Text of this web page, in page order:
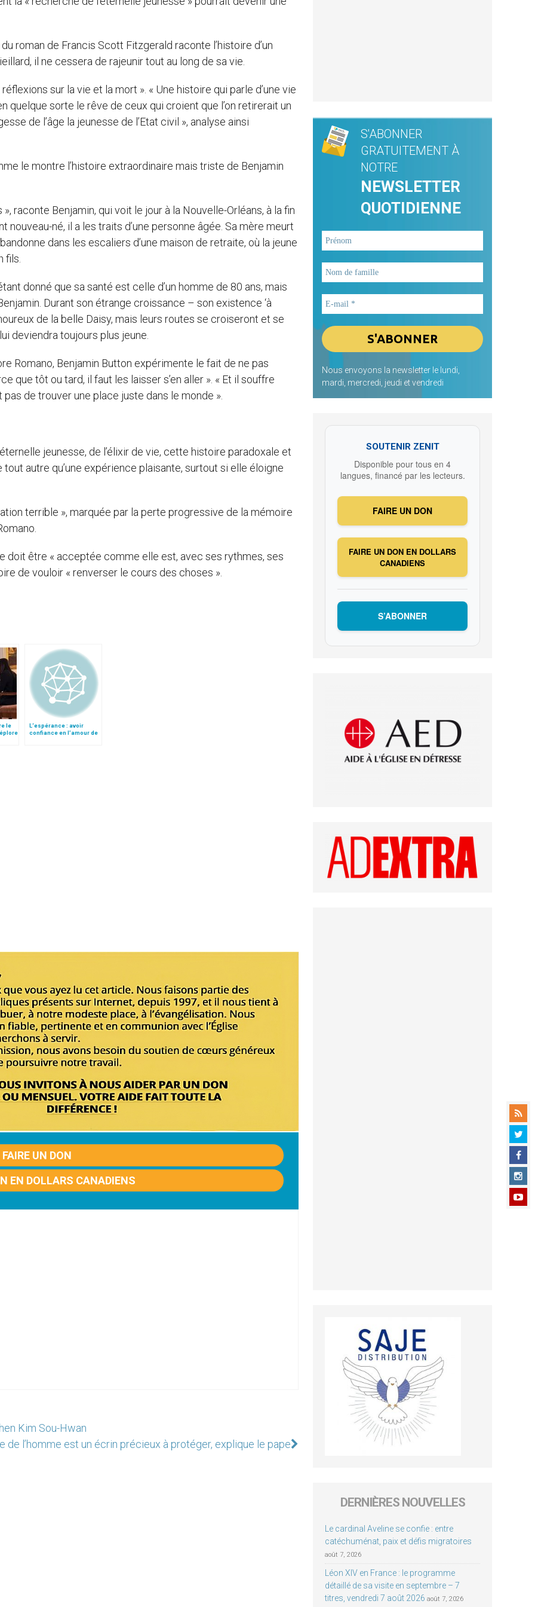
roman de Francis Scott Fitzgerald raconte l’histoire d’un
il ne cessera de rajeunir tout au long de sa vie.
sur la vie et la mort ». « Une histoire qui parle d’une vie
quelque sorte le rêve de ceux qui croient que l’on retirerait un
de l’âge la jeunesse de l’Etat civil », analyse ainsi
le montre l’histoire extraordinaire mais triste de Benjamin
raconte Benjamin, qui voit le jour à la Nouvelle-Orléans, à la fin
né, il a les traits d’une personne âgée. Sa mère meurt
dans les escaliers d’une maison de retraite, où la jeune
fils.
donné que sa santé est celle d’un homme de 80 ans, mais
Durant son étrange croissance – son existence ‘à
de la belle Daisy, mais leurs routes se croiseront et se
deviendra toujours plus jeune.
Romano, Benjamin Button expérimente le fait de ne pas
que tôt ou tard, il faut les laisser s’en aller ». « Et il souffre
de trouver une place juste dans le monde ».
jeunesse, de l’élixir de vie, cette histoire paradoxale et
autre qu’une expérience plaisante, surtout si elle éloigne
terrible », marquée par la perte progressive de la mémoire
doit être « acceptée comme elle est, avec ses rythmes, ses
de vouloir « renverser le cours des choses ».
le
L‘espérance : avoir
confiance en l’amour de
FAIRE UN DON
EN DOLLARS CANADIENS
Kim Sou-Hwan
de l’homme est un écrin précieux à protéger, explique le pape
S'ABONNER
GRATUITEMENT À
NOTRE
NEWSLETTER
QUOTIDIENNE
Nous envoyons la newsletter le lundi,
mardi, mercredi, jeudi et vendredi
SOUTENIR ZENIT
Disponible pour tous en 4
langues, financé par les lecteurs.
FAIRE UN DON
FAIRE UN DON EN DOLLARS
CANADIENS
S’ABONNER
DERNIÈRES NOUVELLES
Le cardinal Aveline se confie : entre
catéchuménat, paix et défis migratoires
août 7, 2026
Léon XIV en France : le programme
détaillé de sa visite en septembre – 7
titres, vendredi 7 août 2026 août 7, 2026